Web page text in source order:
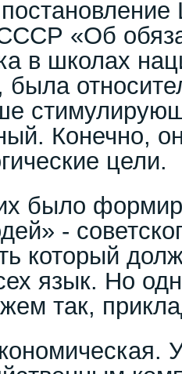
«Об
в школах
была
Конечно,
цели.
было
-
который
язык. Но
так,